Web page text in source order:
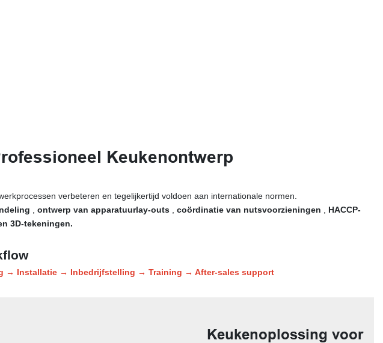
Keukenontwerp
verbeteren en tegelijkertijd voldoen aan internationale normen.
ontwerp van apparatuurlay-outs, coördinatie van nutsvoorzieningen
HACCP-
3D-tekeningen.
→ Installatie → Inbedrijfstelling → Training → After-sales support
Keukenoplossing voor